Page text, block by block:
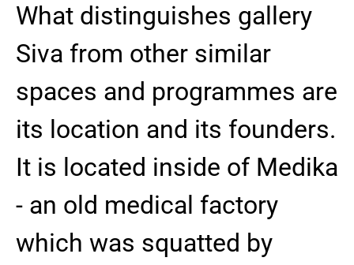
What distinguishes gallery
Siva from other similar
spaces and programmes are
its location and its founders.
It is located inside of Medika
- an old medical factory
which was squatted by